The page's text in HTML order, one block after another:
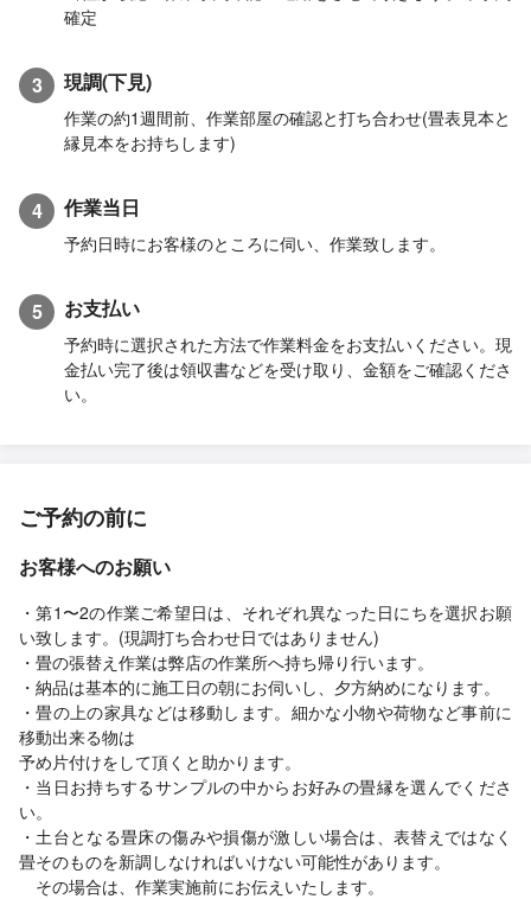
確定
3 現調(下見)
作業の約1週間前、作業部屋の確認と打ち合わせ(畳表見本と
縁見本をお持ちします)
4 作業当日
予約日時にお客様のところに伺い、作業致します。
5 お支払い
予約時に選択された方法で作業料金をお支払いください。現
金払い完了後は領収書などを受け取り、金額をご確認くださ
い。
ご予約の前に
お客様へのお願い
・第1〜2の作業ご希望日は、それぞれ異なった日にちを選択お願
い致します。(現調打ち合わせ日ではありません)
・畳の張替え作業は弊店の作業所へ持ち帰り行います。
・納品は基本的に施工日の朝にお伺いし、夕方納めになります。
・畳の上の家具などは移動します。細かな小物や荷物など事前に
移動出来る物は
予め片付けをして頂くと助かります。
・当日お持ちするサンプルの中からお好みの畳縁を選んでくださ
い。
・土台となる畳床の傷みや損傷が激しい場合は、表替えではなく
畳そのものを新調しなければいけない可能性があります。
その場合は、作業実施前にお伝えいたします。